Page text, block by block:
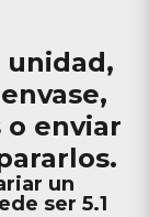
unidad,
o enviar
un
ser 5.1